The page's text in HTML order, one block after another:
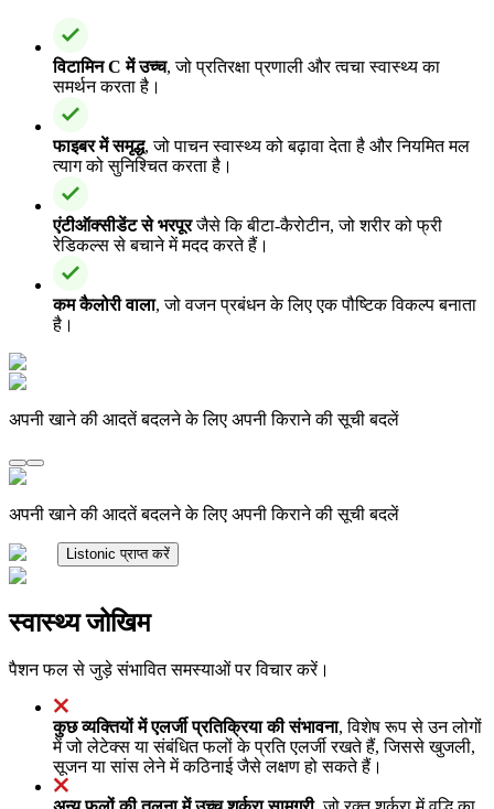
विटामिन C में उच्च, जो प्रतिरक्षा प्रणाली और त्वचा स्वास्थ्य का
समर्थन करता है।
फाइबर में समृद्ध, जो पाचन स्वास्थ्य को बढ़ावा देता है और नियमित मल
त्याग को सुनिश्चित करता है।
एंटीऑक्सीडेंट से भरपूरजैसे कि बीटा-कैरोटीन, जो शरीर को फ्री
रेडिकल्स से बचाने में मदद करते हैं।
कम कैलोरी वाला, जो वजन प्रबंधन के लिए एक पौष्टिक विकल्प बनाता
है।
अपनी खाने की आदतें बदलने के लिए अपनी किराने की सूची बदलें
अपनी खाने की आदतें बदलने के लिए अपनी किराने की सूची बदलें
Listonic प्राप्त करें
स्वास्थ्य जोखिम
पैशन फल से जुड़े संभावित समस्याओं पर विचार करें।
कुछ व्यक्तियों में एलर्जी प्रतिक्रिया की संभावना, विशेष रूप से उन लोगों
में जो लेटेक्स या संबंधित फलों के प्रति एलर्जी रखते हैं, जिससे खुजली,
सूजन या सांस लेने में कठिनाई जैसे लक्षण हो सकते हैं।